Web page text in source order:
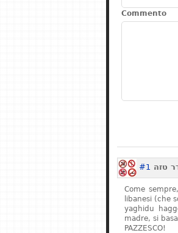
Commento
#1 טזה
Come
libanesi (che
yaghidu
madre, si
PAZZESCO!